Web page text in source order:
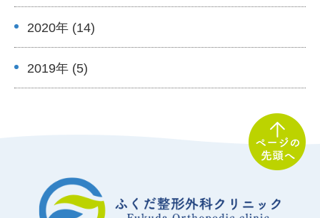
2020年 (14)
2019年 (5)